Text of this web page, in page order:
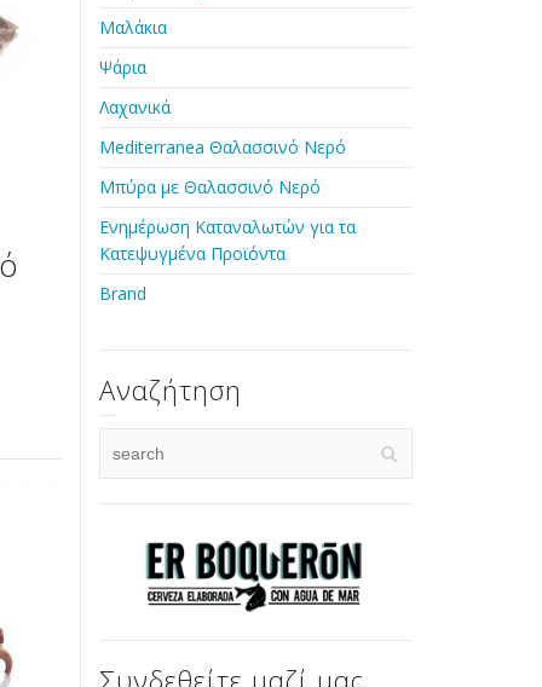
Μαλάκια
Ψάρια
Λαχανικά
Mediterranea Θαλασσινό Νερό
Μπύρα με Θαλασσινό Νερό
Ενημέρωση Καταναλωτών για τα
Κατεψυγμένα Προϊόντα
Brand
Αναζήτηση
Συνδεθείτε μαζί μας